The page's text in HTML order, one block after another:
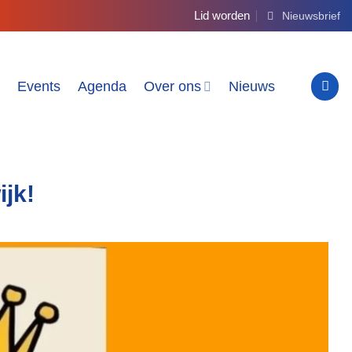
Lid worden Nieuwsbrief
Events Agenda Over ons Nieuws